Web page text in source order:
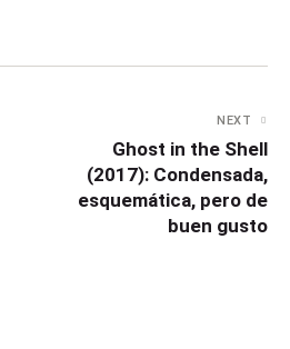
NEXT
Ghost in the Shell
(2017): Condensada,
esquemática, pero de
buen gusto